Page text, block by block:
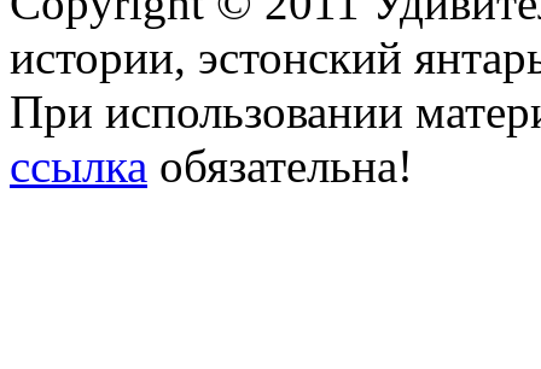
истории, эстонский
При использовании
ссылка обязательна!